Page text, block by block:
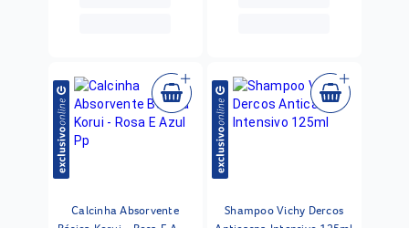
Calcinha Absorvente
Shampoo Vichy Dercos